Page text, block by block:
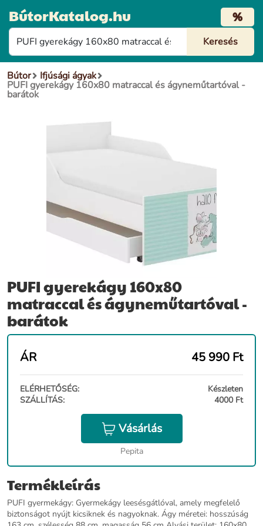
BútorKatalog.hu %
Bútor Ifjúsági ágyak
PUFI gyerekágy 160x80 matraccal és ágyneműtartóval -
barátok
PUFI gyerekágy 160x80
matraccal és ágyneműtartóval -
barátok
ÁR 45 990 Ft
ELÉRHETŐSÉG:
Készleten
SZÁLLÍTÁS:
4000 Ft
Vásárlás
Pepita
Termékleírás
PUFI gyermekágy: Gyermekágy leesésgátlóval, amely megfelelő
biztonságot nyújt kicsiknek és nagyoknak. Ágy méretei: hosszúság